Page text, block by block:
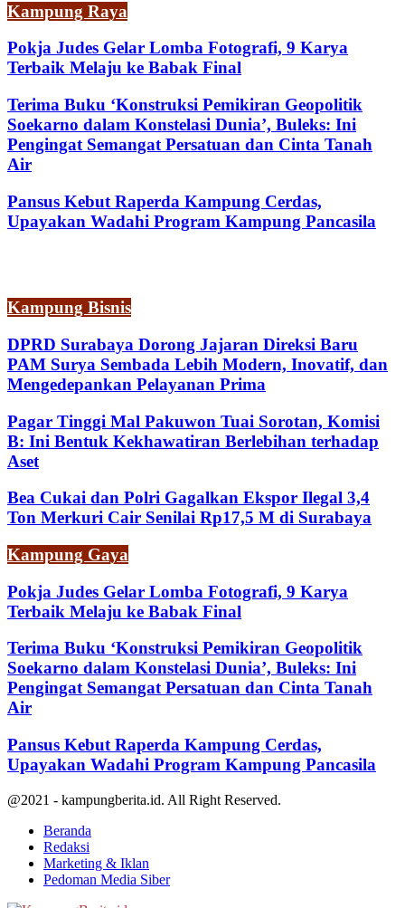
Kampung Raya
Pokja Judes Gelar Lomba Fotografi, 9 Karya
Terbaik Melaju ke Babak Final
Terima Buku ‘Konstruksi Pemikiran Geopolitik
Soekarno dalam Konstelasi Dunia’, Buleks: Ini
Pengingat Semangat Persatuan dan Cinta Tanah
Air
Pansus Kebut Raperda Kampung Cerdas,
Upayakan Wadahi Program Kampung Pancasila
Kampung Bisnis
DPRD Surabaya Dorong Jajaran Direksi Baru
PAM Surya Sembada Lebih Modern, Inovatif, dan
Mengedepankan Pelayanan Prima
Pagar Tinggi Mal Pakuwon Tuai Sorotan, Komisi
B: Ini Bentuk Kekhawatiran Berlebihan terhadap
Aset
Bea Cukai dan Polri Gagalkan Ekspor Ilegal 3,4
Ton Merkuri Cair Senilai Rp17,5 M di Surabaya
Kampung Gaya
Pokja Judes Gelar Lomba Fotografi, 9 Karya
Terbaik Melaju ke Babak Final
Terima Buku ‘Konstruksi Pemikiran Geopolitik
Soekarno dalam Konstelasi Dunia’, Buleks: Ini
Pengingat Semangat Persatuan dan Cinta Tanah
Air
Pansus Kebut Raperda Kampung Cerdas,
Upayakan Wadahi Program Kampung Pancasila
@2021 - kampungberita.id. All Right Reserved.
Beranda
Redaksi
Marketing & Iklan
Pedoman Media Siber